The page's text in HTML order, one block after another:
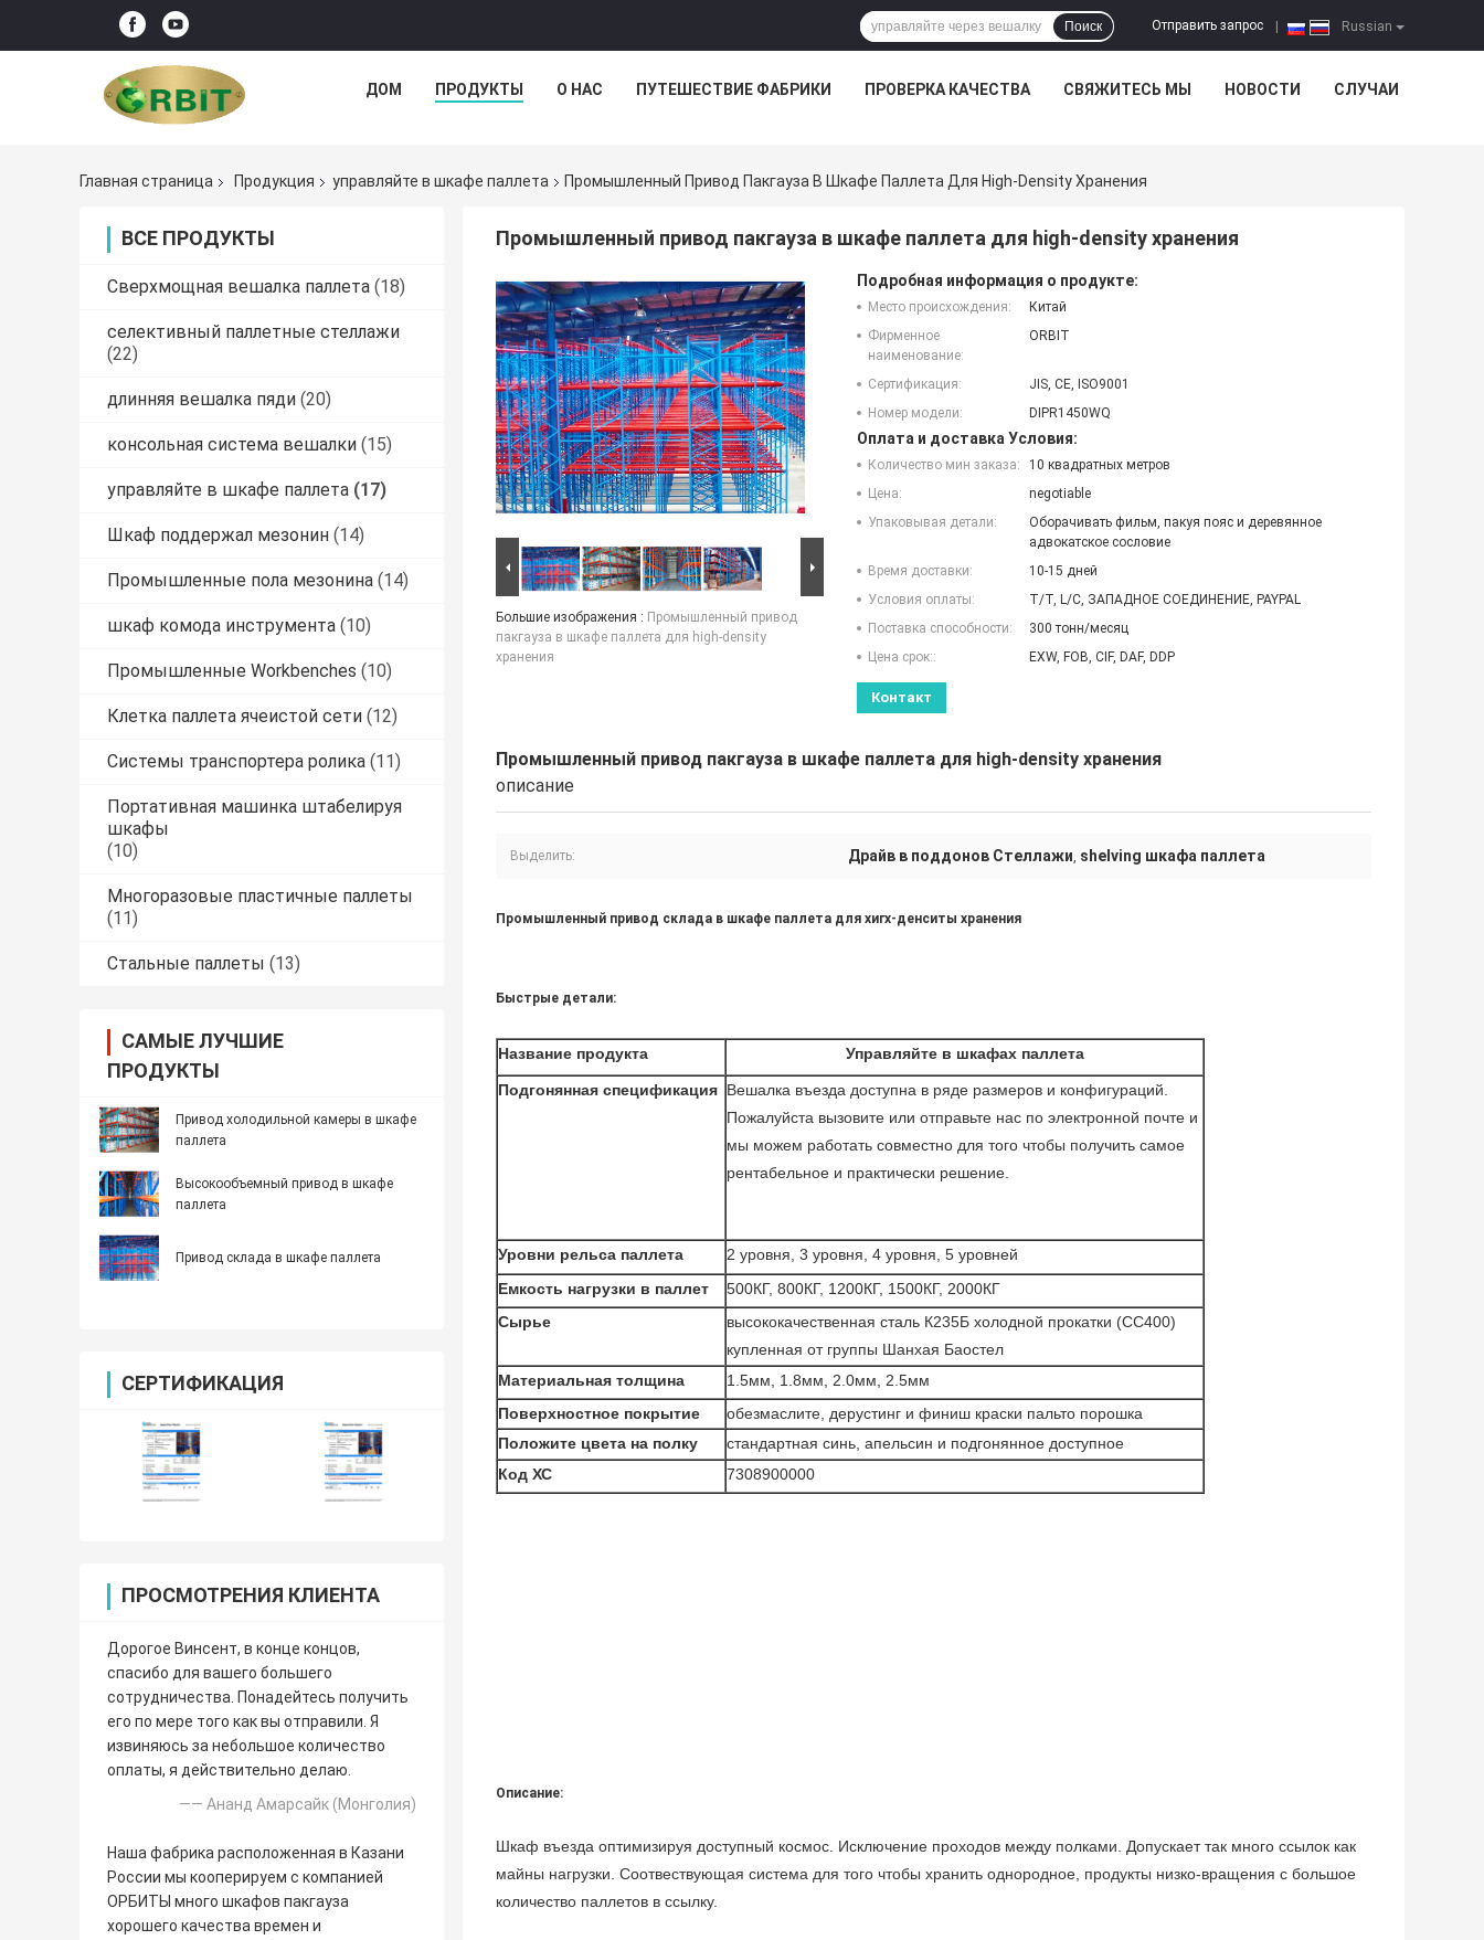
Russian
Отправить запрос
Поиск
ДОМ ПРОДУКТЫ О НАС ПУТЕШЕСТВИЕ ФАБРИКИ ПРОВЕРКА КАЧЕСТВА СВЯЖИТЕСЬ МЫ НОВОСТИ СЛУЧАИ
Главная страница Продукция управляйте в шкафе паллета Промышленный Привод Пакгауза В Шкафе Паллета Для High-Density Хранения
ВСЕ ПРОДУКТЫ
Сверхмощная вешалка паллета (18)
селективный паллетные стеллажи
(22)
длинняя вешалка пяди (20)
консольная система вешалки (15)
управляйте в шкафе паллета (17)
Шкаф поддержал мезонин (14)
Промышленные пола мезонина (14)
шкаф комода инструмента (10)
Промышленные Workbenches (10)
Клетка паллета ячеистой сети (12)
Системы транспортера ролика (11)
Портативная машинка штабелируя
шкафы
(10)
Многоразовые пластичные паллеты
(11)
Стальные паллеты (13)
САМЫЕ ЛУЧШИЕ
ПРОДУКТЫ
Привод холодильной камеры в шкафе
паллета
Высокообъемный привод в шкафе
паллета
Привод склада в шкафе паллета
СЕРТИФИКАЦИЯ
ПРОСМОТРЕНИЯ КЛИЕНТА
Дорогое Винсент, в конце концов,
спасибо для вашего большего
сотрудничества. Понадейтесь получить
его по мере того как вы отправили. Я
извиняюсь за небольшое количество
оплаты, я действительно делаю.
—— Ананд Амарсайк (Монголия)
Наша фабрика расположенная в Казани
России мы кооперируем с компанией
ОРБИТЫ много шкафов пакгауза
хорошего качества времен и
Промышленный привод пакгауза в шкафе паллета для high-density хранения
Большие изображения : Промышленный привод
пакгауза в шкафе паллета для high-density
хранения
Подробная информация о продукте:
Место происхождения:
Китай
Фирменное
наименование:
ORBIT
Сертификация:
JIS, CE, ISO9001
Номер модели:
DIPR1450WQ
Оплата и доставка Условия:
Количество мин заказа:
10 квадратных метров
Цена:
negotiable
Упаковывая детали:
Оборачивать фильм, пакуя пояс и деревянное
адвокатское сословие
Время доставки:
10-15 дней
Условия оплаты:
T/T, L/C, ЗАПАДНОЕ СОЕДИНЕНИЕ, PAYPAL
Поставка способности:
300 тонн/месяц
Цена срок::
EXW, FOB, CIF, DAF, DDP
Контакт
Промышленный привод пакгауза в шкафе паллета для high-density хранения
описание
Выделить: Драйв в поддонов Стеллажи, shelving шкафа паллета
Промышленный привод склада в шкафе паллета для хигх-денситы хранения
Быстрые детали:
Название продукта Управляйте в шкафах паллета
Подгонянная спецификация Вешалка въезда доступна в ряде размеров и конфигураций.
Пожалуйста вызовите или отправьте нас по электронной почте и
мы можем работать совместно для того чтобы получить самое
рентабельное и практически решение.
Уровни рельса паллета
2 уровня, 3 уровня, 4 уровня, 5 уровней
Емкость нагрузки в паллет
500КГ, 800КГ, 1200КГ, 1500КГ, 2000КГ
Сырье
высококачественная сталь К235Б холодной прокатки (СС400)
купленная от группы Шанхая Баостел
Материальная толщина
1.5мм, 1.8мм, 2.0мм, 2.5мм
Поверхностное покрытие
обезмаслите, дерустинг и финиш краски пальто порошка
Положите цвета на полку
стандартная синь, апельсин и подгонянное доступное
Код ХС
7308900000
Описание:
Шкаф въезда оптимизируя доступный космос. Исключение проходов между полками. Допускает так много ссылок как
майны нагрузки. Соотвествующая система для того чтобы хранить однородное, продукты низко-вращения с большое
количество паллетов в ссылку.